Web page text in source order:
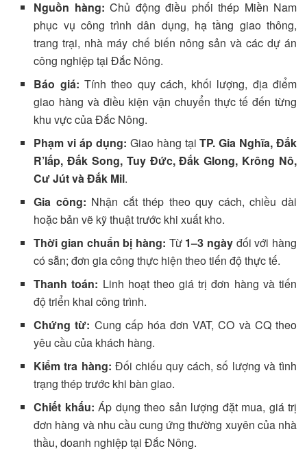
Nguồn hàng: Chủ động điều phối thép Miền Nam
phục vụ công trình dân dụng, hạ tầng giao thông,
trang trại, nhà máy chế biến nông sản và các dự án
công nghiệp tại Đắc Nông.
Báo giá: Tính theo quy cách, khối lượng, địa điểm
giao hàng và điều kiện vận chuyển thực tế đến từng
khu vực của Đắc Nông.
Phạm vi áp dụng: Giao hàng tạiTP. Gia Nghĩa, Đắk
R’lấp, Đắk Song, Tuy Đức, Đắk Glong, Krông Nô,
Cư Jút và Đắk Mil.
Gia công: Nhận cắt thép theo quy cách, chiều dài
hoặc bản vẽ kỹ thuật trước khi xuất kho.
Thời gian chuẩn bị hàng: Từ 1–3 ngàyđối với hàng
có sẵn; đơn gia công thực hiện theo tiến độ thực tế.
Thanh toán: Linh hoạt theo giá trị đơn hàng và tiến
độ triển khai công trình.
Chứng từ: Cung cấp hóa đơn VAT, CO và CQ theo
yêu cầu của khách hàng.
Kiểm tra hàng: Đối chiếu quy cách, số lượng và tình
trạng thép trước khi bàn giao.
Chiết khấu: Áp dụng theo sản lượng đặt mua, giá trị
đơn hàng và nhu cầu cung ứng thường xuyên của nhà
thầu, doanh nghiệp tại Đắc Nông.